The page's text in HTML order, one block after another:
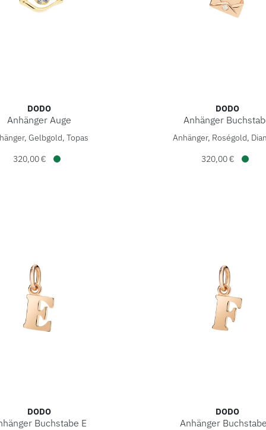
DODO
Anhänger Auge
Auge, Ref: DMC6030-EYESS-ZSY9G, Preis: 320,00 €,
Gelbgold, Topas
320,00 €
DODO
Anhänger
DoDo Anhänger
Anhänger, Roségold,
320,00 €
DODO
Buchstabe E
DODO
Anhänger